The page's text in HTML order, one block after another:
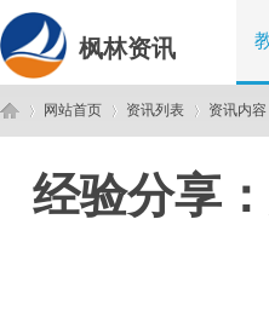
枫林资讯
网站首页
›
资讯列表 资讯内容
经验分享